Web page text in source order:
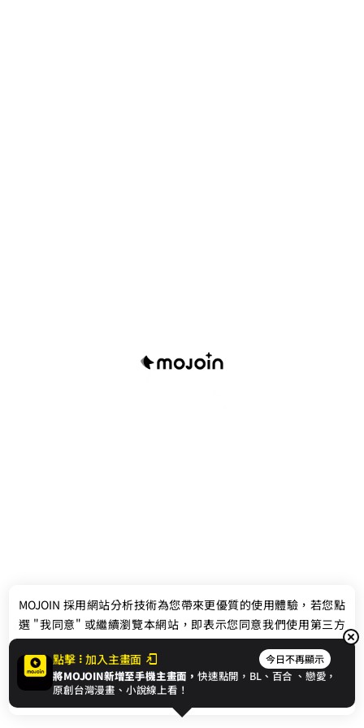
聯絡我們
© 2024 gamania Digital Entertainment Co., Ltd.
點擊 加入主畫面 今日不再顯示
將MOJOIN新增至手機主畫面，快速點開，BL、 百合 、戀愛，
原創台灣漫畫、小說線上看！
MOJOIN 採用網站分析技術為您帶來更優質的使用體驗，若您點
選 "我同意" 或繼續瀏覽本網站，即表示您同意我們使用第三方
Cookie，欲瞭解更多資訊請見隱私權政策。
我同意